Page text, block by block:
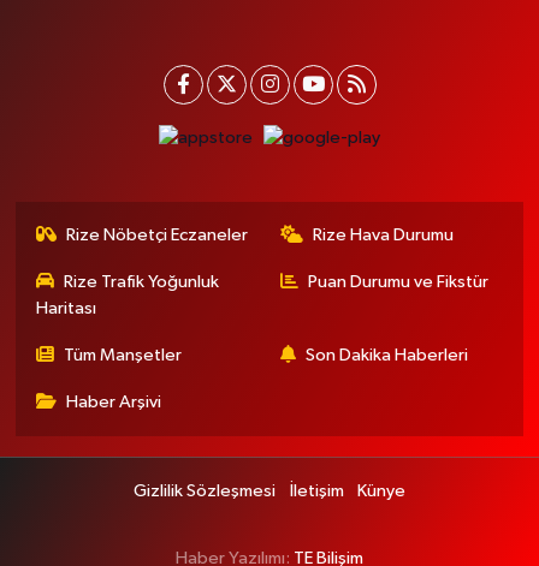
Rize Nöbetçi Eczaneler Rize Hava Durumu
Rize Trafik Yoğunluk
Haritası
Puan Durumu ve Fikstür
Tüm Manşetler Son Dakika Haberleri
Haber Arşivi
Gizlilik Sözleşmesi İletişim Künye
Haber Yazılımı: TE Bilişim